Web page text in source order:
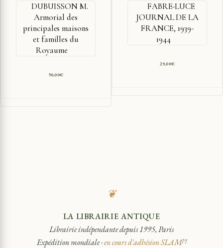
DUBUISSON M.
Armorial des
principales maisons
et familles du
Royaume
50,00€
FABRE-LUCE
JOURNAL DE LA
FRANCE, 1939-
1944
29,00€
❦
LA LIBRAIRIE ANTIQUE
Librairie indépendante depuis 1995, Paris
Expédition mondiale ·en cours d'adhésion SLAM[*]